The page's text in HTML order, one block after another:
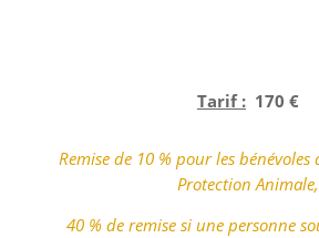
Tarif :170 €
Remise de 10 % pourles bénévoles
Protection Animale,
40 % de remise si une personne